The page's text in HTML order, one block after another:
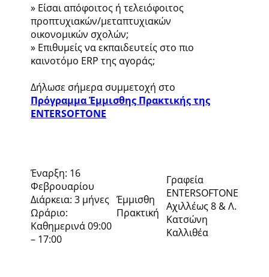
» Είσαι απόφοιτος ή τελειόφοιτος
προπτυχιακών/μεταπτυχιακών
οικονομικών σχολών;
» Επιθυμείς να εκπαιδευτείς στο πιο
καινοτόμο ERP της αγοράς;
Δήλωσε σήμερα συμμετοχή στο
Πρόγραμμα Έμμισθης Πρακτικής της
ENTERSOFTONE
Έναρξη: 16
Φεβρουαρίου
Διάρκεια: 3 μήνες
Ωράριο:
Καθημερινά 09:00
– 17:00
Έμμισθη
Πρακτική
Γραφεία
ENTERSOFTONE
Αχιλλέως 8 & Λ.
Κατσώνη
Καλλιθέα